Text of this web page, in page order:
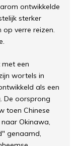
ontwikkelde
sterker
op verre reizen.
een
wortels in
als een
De oorsprong
toen Chinese
Okinawa,
genaamd,